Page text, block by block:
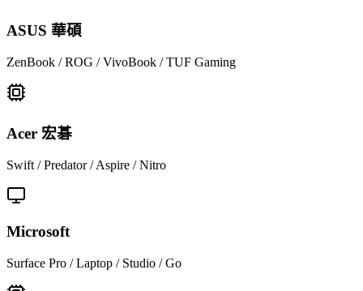
ASUS 華碩
ZenBook / ROG / VivoBook / TUF Gaming
Acer 宏碁
Swift / Predator / Aspire / Nitro
Microsoft
Surface Pro / Laptop / Studio / Go